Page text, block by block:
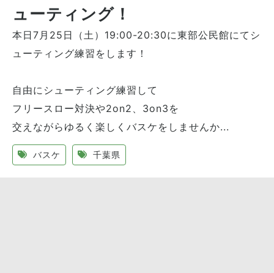
ューティング！
本日7月25日（土）19:00-20:30に東部公民館にてシ
ューティング練習をします！
自由にシューティング練習して
フリースロー対決や2on2、3on3を
交えながらゆるく楽しくバスケをしませんか...
バスケ 千葉県